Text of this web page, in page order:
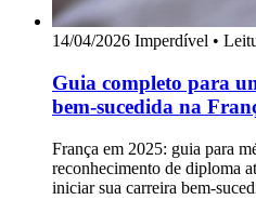
14/04/2026 Imperdível •
Guia completo para
bem-sucedida na
França em 2025: guia para
reconhecimento de diploma
iniciar sua carreira bem-